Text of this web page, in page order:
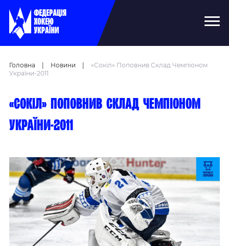
Головна Новини
«Сокіл» Поповнив Склад Чемпіоном
України-2011
«Сокіл» поповнив склад чемпіоном
України-2011